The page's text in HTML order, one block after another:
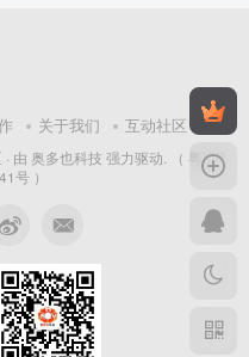
关于我们 互动社区
· 由 奥多也科技 强力驱动.
（ 粤ICP
号 ）